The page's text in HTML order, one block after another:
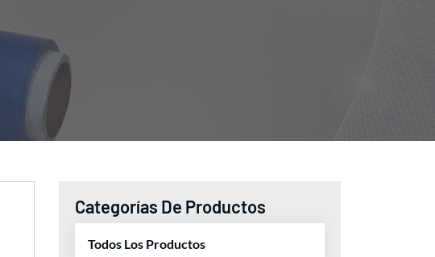
Categorías De Productos
Todos Los Productos